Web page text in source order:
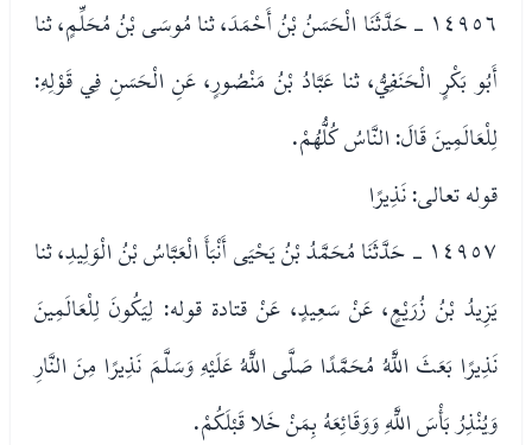
١٤٩٥٦ - حَدَّثَنَا الْحَسَنُ بْنُ أَحْمَدَ، ثنا مُوسَى بْنُ مُحَلِّمٍ، ثنا
أَبُو بَكْرٍ الْحَنَفِيُّ، ثنا عَبَّادُ بْنُ مَنْصُورٍ، عَنِ الْحَسَنِ فِي قَوْلِهِ:
لِلْعَالَمِينَ قَالَ: النَّاسُ كُلُّهُمْ.
قوله تعالى: نَذِيرًا
١٤٩٥٧ - حَدَّثَنَا مُحَمَّدُ بْنُ يَحْيَى أَنْبَأَ الْعَبَّاسُ بْنُ الْوَلِيدِ، ثنا
يَزِيدُ بْنُ زُرَيْعٍ، عَنْ سَعِيدٍ، عَنْ قتادة قوله: لِيَكُونَ لِلْعَالَمِينَ
نَذِيرًا بَعَثَ اللَّهُ مُحَمَّدًا صَلَّى اللَّهُ عَلَيْهِ وَسَلَّمَ نَذِيرًا مِنَ النَّارِ
وَيُنْذِرُ بَأْسَ اللَّهِ وَوَقَائِعَهُ بِمَنْ خَلا قَبْلَكُمْ.